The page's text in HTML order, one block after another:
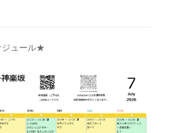
ュール★